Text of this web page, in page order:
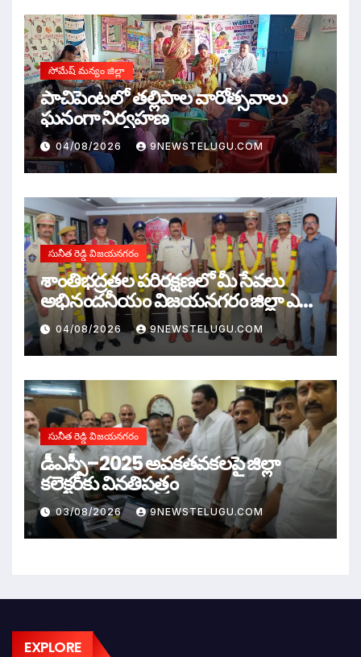
సోమేష్ మన్యం జిల్లా
పాచిపెంటలో తల్లిపాల వారోత్సవాలు
ఘనంగా నిర్వహణ
04/08/2026 9NEWSTELUGU.COM
సునీత రెడ్డి విజయనగరం
శాంతిభద్రతల పరిరక్షణలో మీ సేవలు
అభినందనీయం విజయనగరం జిల్లా ఎస్పీ
ఎ.ఆర్.దామోదర్,ఐపిఎస్
04/08/2026 9NEWSTELUGU.COM
సునీత రెడ్డి విజయనగరం
డీఎస్సీ–2025 అవకతవకలపై జిల్లా
కలెక్టర్‌కు వినతిపత్రం
03/08/2026 9NEWSTELUGU.COM
EXPLORE